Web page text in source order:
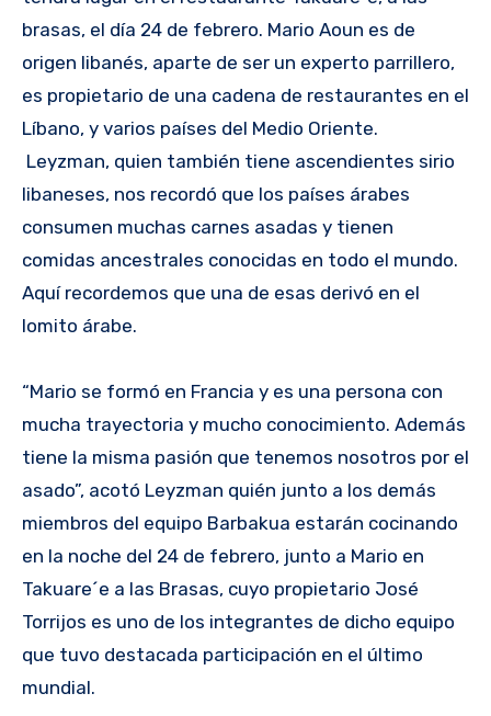
brasas, el día 24 de febrero. Mario Aoun es de
origen libanés, aparte de ser un experto parrillero,
es propietario de una cadena de restaurantes en el
Líbano, y varios países del Medio Oriente.
Leyzman, quien también tiene ascendientes sirio
libaneses, nos recordó que los países árabes
consumen muchas carnes asadas y tienen
comidas ancestrales conocidas en todo el mundo.
Aquí recordemos que una de esas derivó en el
lomito árabe.
“Mario se formó en Francia y es una persona con
mucha trayectoria y mucho conocimiento. Además
tiene la misma pasión que tenemos nosotros por el
asado”, acotó Leyzman quién junto a los demás
miembros del equipo Barbakua estarán cocinando
en la noche del 24 de febrero, junto a Mario en
Takuare´e a las Brasas, cuyo propietario José
Torrijos es uno de los integrantes de dicho equipo
que tuvo destacada participación en el último
mundial.